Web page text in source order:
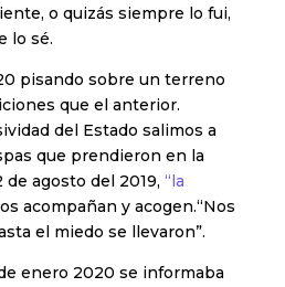
o quizás siempre lo fui,
lo sé.
pisando sobre un terreno
que el anterior.
del Estado salimos a
que prendieron en la
agosto del 2019, “la
acompañan y acogen.“Nos
el miedo se llevaron”.
enero 2020 se informaba